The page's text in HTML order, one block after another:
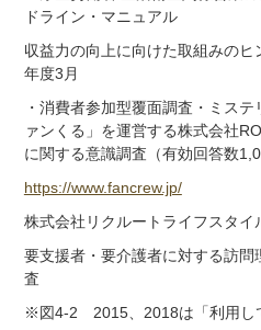
ドライン・マニュアル
収益力の向上に向けた取組みの
年度3月
・消費者参加型覆面調査・ミス
ァンくる」を運営する株式会社
に関する意識調査（有効回答数
https://www.fancrew.jp/
株式会社リクルートライフスタイ
要支援者・要介護者に対する訪問
査
※図4-2 2015、2018は「利用し